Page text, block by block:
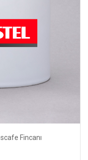
Fincanı